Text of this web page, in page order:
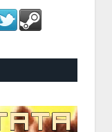
Audio
Player